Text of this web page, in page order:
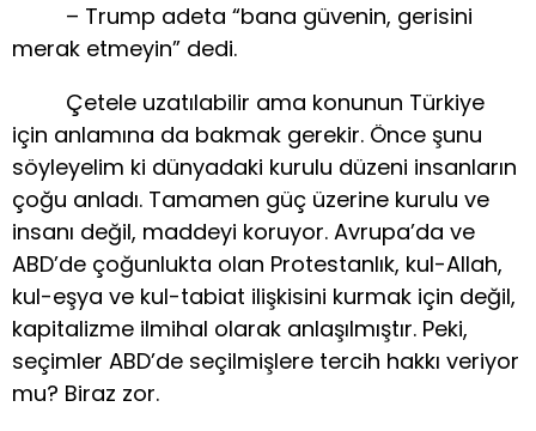
– Trump adeta “bana güvenin, gerisini
merak etmeyin” dedi.
Çetele uzatılabilir ama konunun Türkiye
için anlamına da bakmak gerekir. Önce şunu
söyleyelim ki dünyadaki kurulu düzeni insanların
çoğu anladı. Tamamen güç üzerine kurulu ve
insanı değil, maddeyi koruyor. Avrupa’da ve
ABD’de çoğunlukta olan Protestanlık, kul-Allah,
kul-eşya ve kul-tabiat ilişkisini kurmak için değil,
kapitalizme ilmihal olarak anlaşılmıştır. Peki,
seçimler ABD’de seçilmişlere tercih hakkı veriyor
mu? Biraz zor.